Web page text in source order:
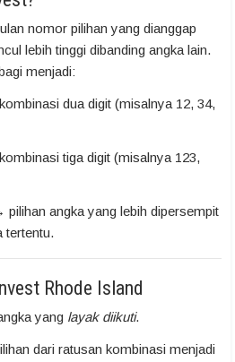
nomor pilihan yang dianggap
lebih tinggi dibanding angka lain.
menjadi:
dua digit (misalnya 12, 34,
tiga digit (misalnya 123,
pilihan angka yang lebih dipersempit
tertentu.
Rhode Island
yang layak diikuti.
dari ratusan kombinasi menjadi